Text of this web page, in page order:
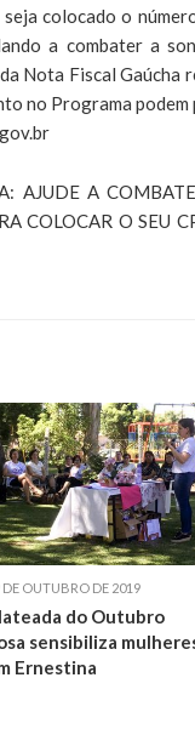
colocado o
a combater a
Nota Fiscal
no Programa
AJUDE A
COLOCAR O SEU
DE OUTUBRO DE 2019
do Outubro
sensibiliza
Ernestina